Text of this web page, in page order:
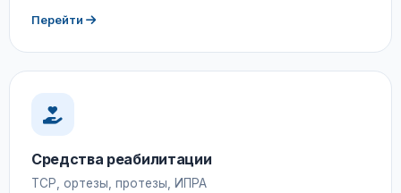
Перейти
Средства реабилитации
ТСР, ортезы, протезы, ИПРА